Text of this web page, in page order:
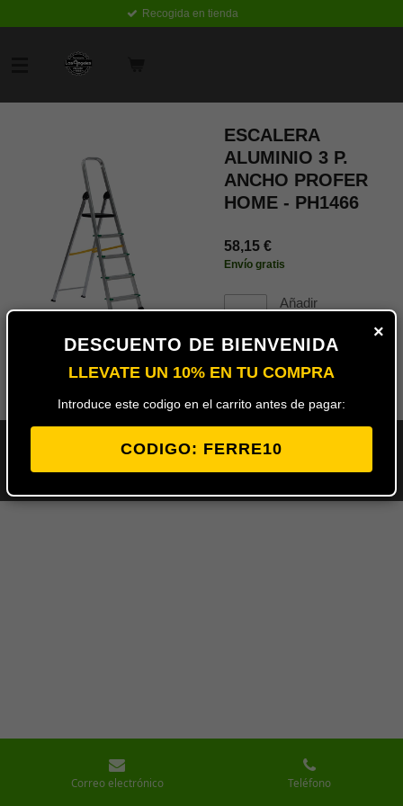
Recogida en tienda
ESCALERA
ALUMINIO 3 P.
ANCHO PROFER
HOME - PH1466
58,15 €
Envío gratis
Añadir
carrito
© 2024 - 2026 Ferretería Los Ángeles
Con la tecnología deWebador
Correo electrónico Teléfono
×
DESCUENTO DE BIENVENIDA
LLEVATE UN 10% EN TU COMPRA
Introduce este codigo en el carrito antes de pagar:
CODIGO: FERRE10